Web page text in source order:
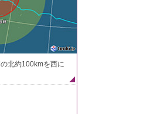
北約100kmを西に